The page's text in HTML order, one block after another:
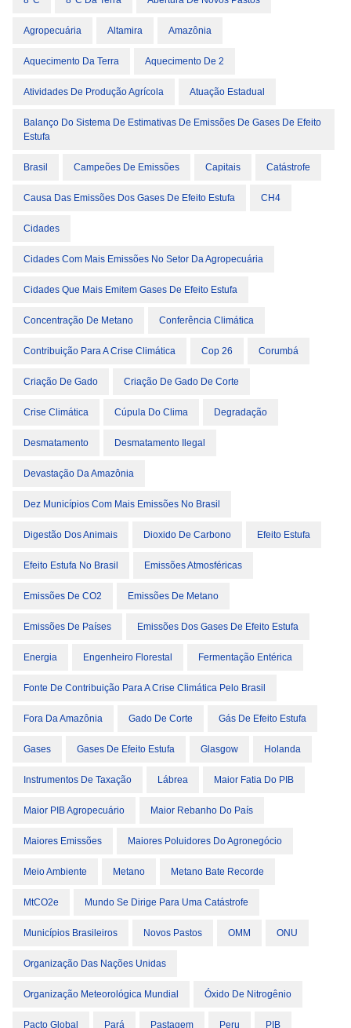
Agropecuária Altamira Amazônia
Aquecimento Da Terra Aquecimento De 2
Atividades De Produção Agrícola Atuação Estadual
Balanço Do Sistema De Estimativas De Emissões De Gases De Efeito
Estufa
Brasil Campeões De Emissões Capitais Catástrofe
Causa Das Emissões Dos Gases De Efeito Estufa CH4
Cidades
Cidades Com Mais Emissões No Setor Da Agropecuária
Cidades Que Mais Emitem Gases De Efeito Estufa
Concentração De Metano Conferência Climática
Contribuição Para A Crise Climática Cop 26 Corumbá
Criação De Gado Criação De Gado De Corte
Crise Climática Cúpula Do Clima Degradação
Desmatamento Desmatamento Ilegal
Devastação Da Amazônia
Dez Municípios Com Mais Emissões No Brasil
Digestão Dos Animais Dioxido De Carbono Efeito Estufa
Efeito Estufa No Brasil Emissões Atmosféricas
Emissões De CO2 Emissões De Metano
Emissões De Países Emissões Dos Gases De Efeito Estufa
Energia Engenheiro Florestal Fermentação Entérica
Fonte De Contribuição Para A Crise Climática Pelo Brasil
Fora Da Amazônia Gado De Corte Gás De Efeito Estufa
Gases Gases De Efeito Estufa Glasgow Holanda
Instrumentos De Taxação Lábrea Maior Fatia Do PIB
Maior PIB Agropecuário Maior Rebanho Do País
Maiores Emissões Maiores Poluidores Do Agronegócio
Meio Ambiente Metano Metano Bate Recorde
MtCO2e Mundo Se Dirige Para Uma Catástrofe
Municípios Brasileiros Novos Pastos OMM ONU
Organização Das Nações Unidas
Organização Meteorológica Mundial Óxido De Nitrogênio
Pacto Global Pará Pastagem Peru PIB